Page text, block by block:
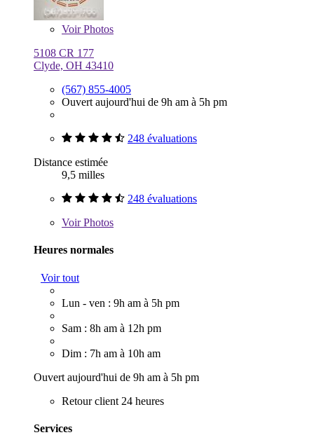
VoirPhotos
5108 CR 177
Clyde, OH 43410
(567) 855-4005
Ouvert aujourd'hui de 9h am à 5h pm
248 évaluations
Distance estimée
9,5 milles
248 évaluations
VoirPhotos
Heures normales
Voir tout
Lun - ven : 9h am à 5h pm
Sam : 8h am à 12h pm
Dim : 7h am à 10h am
Ouvert aujourd'hui de 9h am à 5h pm
Retour client 24 heures
Services